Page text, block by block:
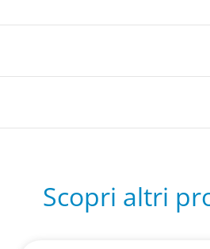
Scopri altri